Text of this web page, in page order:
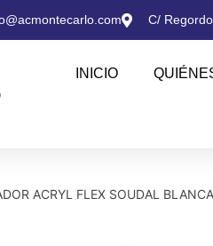
C/
INICIO
ACRYL FLEX SOUDAL BLANCA